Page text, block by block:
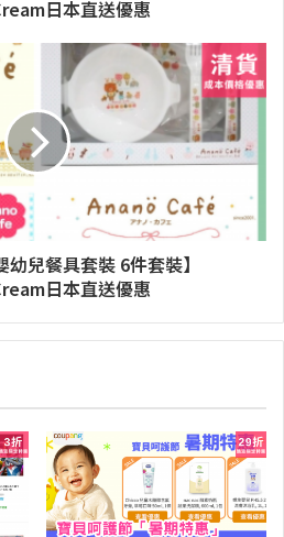
日本直送優惠
兒餐具套裝 6件套裝】
日本直送優惠